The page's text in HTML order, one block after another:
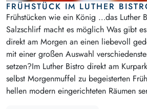
FRÜHSTÜCK IM LUTHER
Frühstücken wie ein König …das Luther
Salzschlirf macht es möglich Was gibt
direkt am Morgen an einen liebevoll
mit einer großen Auswahl
setzen?Im Luther Bistro direkt am
selbst Morgenmuffel zu begeisterten
hellen modern eingerichteten Räumen